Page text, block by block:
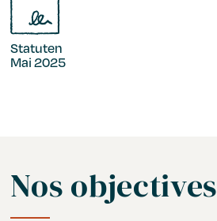
Statuten
Mai 2025
Nos objectives